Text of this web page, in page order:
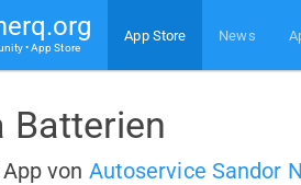
• App Store
App Store News
Batterien
von Autoservice Sandor